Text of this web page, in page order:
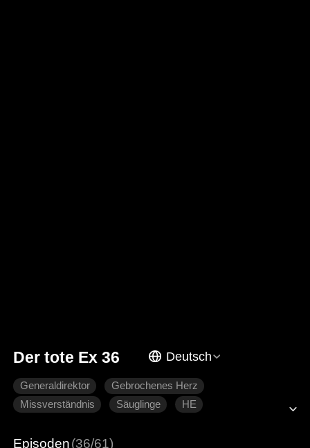
Der tote Ex 36 Deutsch
Generaldirektor
Gebrochenes Herz
Missverständnis
Säuglinge
HE
Episoden(36/61)